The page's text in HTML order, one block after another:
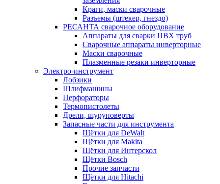
Краги, маски сварочные
Разъемы (штекер, гнездо)
РЕСАНТА сварочное оборудование
Аппараты для сварки ПВХ труб
Сварочные аппараты инверторные
Маски сварочные
Плазменные резаки инверторные
Электро-инструмент
Лобзики
Шлифмашины
Перфораторы
Термопистолеты
Дрели, шуруповерты
Запасные части для инструмента
Щётки для DeWalt
Щётки для Makita
Щётки для Интерскол
Щётки Bosch
Прочие запчасти
Щётки для Hitachi